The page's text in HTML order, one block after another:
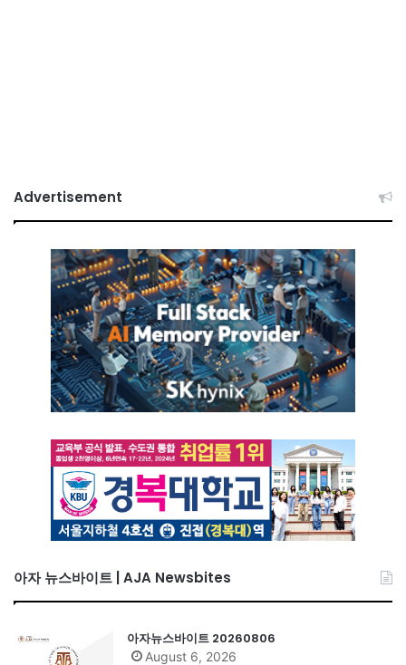
Advertisement
아자 뉴스바이트 | AJA Newsbites
아자뉴스바이트 20260806
August 6, 2026